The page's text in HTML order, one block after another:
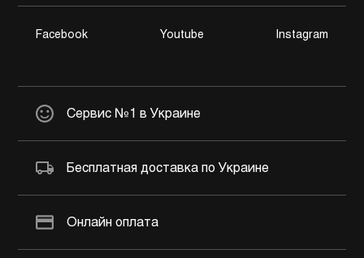
Facebook Youtube Instagram
Сервис №1 в Украине
Бесплатная доставка по Украине
Онлайн оплата